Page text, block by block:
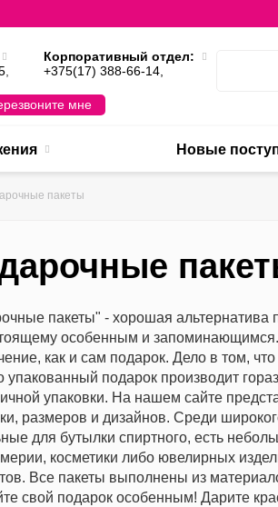
,
Корпоративный отдел:
+375(17) 388-66-14,
мне
Новые
пакеты
пакеты" - хорошая альтернатива
особенным и запоминающимся.
как и сам подарок. Дело в том,
упакованный подарок производит
упаковки. На нашем сайте
размеров и дизайнов. Среди
для бутылки спиртного, есть
косметики либо ювелирных
Все пакеты выполнены из
свой подарок особенным! Дарите